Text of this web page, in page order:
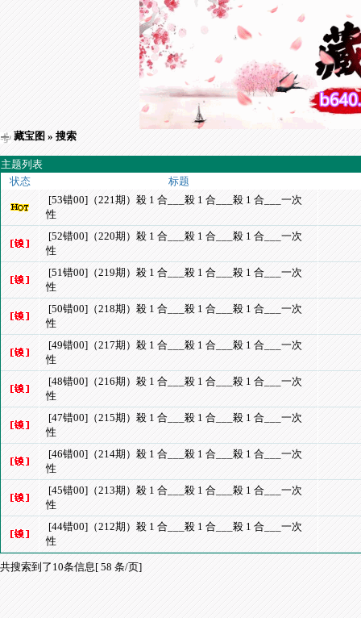
藏宝图 » 搜索
主题列表
状态
标题
[53错00]（221期）殺 1 合___殺 1 合___殺 1 合___一次
性
[52错00]（220期）殺 1 合___殺 1 合___殺 1 合___一次
性
[51错00]（219期）殺 1 合___殺 1 合___殺 1 合___一次
性
[50错00]（218期）殺 1 合___殺 1 合___殺 1 合___一次
性
[49错00]（217期）殺 1 合___殺 1 合___殺 1 合___一次
性
[48错00]（216期）殺 1 合___殺 1 合___殺 1 合___一次
性
[47错00]（215期）殺 1 合___殺 1 合___殺 1 合___一次
性
[46错00]（214期）殺 1 合___殺 1 合___殺 1 合___一次
性
[45错00]（213期）殺 1 合___殺 1 合___殺 1 合___一次
性
[44错00]（212期）殺 1 合___殺 1 合___殺 1 合___一次
性
共搜索到了10条信息[ 58 条/页]